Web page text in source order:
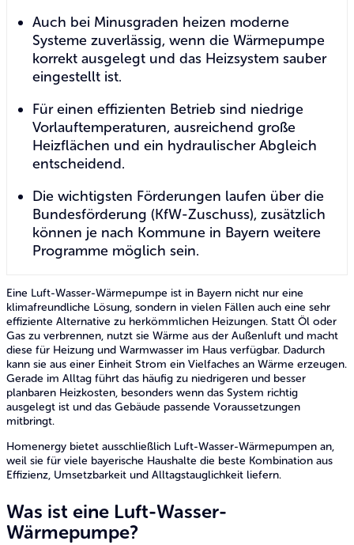
Auch bei Minusgraden heizen moderne
Systeme zuverlässig, wenn die Wärmepumpe
korrekt ausgelegt und das Heizsystem sauber
eingestellt ist.
Für einen effizienten Betrieb sind niedrige
Vorlauftemperaturen, ausreichend große
Heizflächen und ein hydraulischer Abgleich
entscheidend.
Die wichtigsten Förderungen laufen über die
Bundesförderung (KfW-Zuschuss), zusätzlich
können je nach Kommune in Bayern weitere
Programme möglich sein.
Eine Luft-Wasser-Wärmepumpe ist in Bayern nicht nur eine
klimafreundliche Lösung, sondern in vielen Fällen auch eine sehr
effiziente Alternative zu herkömmlichen Heizungen. Statt Öl oder
Gas zu verbrennen, nutzt sie Wärme aus der Außenluft und macht
diese für Heizung und Warmwasser im Haus verfügbar. Dadurch
kann sie aus einer Einheit Strom ein Vielfaches an Wärme erzeugen.
Gerade im Alltag führt das häufig zu niedrigeren und besser
planbaren Heizkosten, besonders wenn das System richtig
ausgelegt ist und das Gebäude passende Voraussetzungen
mitbringt.
Homenergy bietet ausschließlich Luft-Wasser-Wärmepumpen an,
weil sie für viele bayerische Haushalte die beste Kombination aus
Effizienz, Umsetzbarkeit und Alltagstauglichkeit liefern.
Was ist eine Luft-Wasser-
Wärmepumpe?